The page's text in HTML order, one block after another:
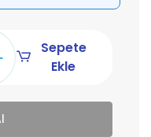
Sepete
Ekle